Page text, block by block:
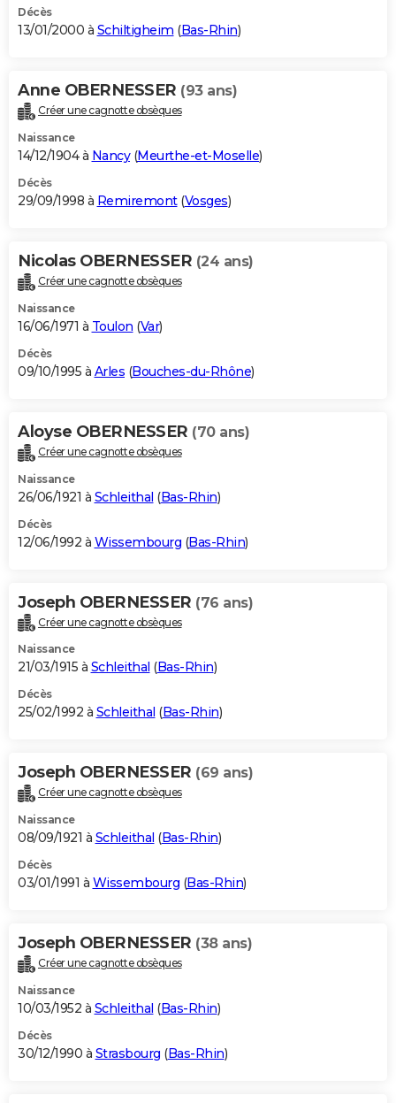
Décès
13/01/2000 à Schiltigheim (Bas-Rhin)
Anne OBERNESSER (93 ans)
Créer une cagnotte obsèques
Naissance
14/12/1904 à Nancy(Meurthe-et-Moselle)
Décès
29/09/1998 à Remiremont(Vosges)
Nicolas OBERNESSER (24 ans)
Créer une cagnotte obsèques
Naissance
16/06/1971 à Toulon (Var)
Décès
09/10/1995 à Arles (Bouches-du-Rhône)
Aloyse OBERNESSER (70 ans)
Créer une cagnotte obsèques
Naissance
26/06/1921 à Schleithal (Bas-Rhin)
Décès
12/06/1992 à Wissembourg (Bas-Rhin)
Joseph OBERNESSER (76 ans)
Créer une cagnotte obsèques
Naissance
21/03/1915 à Schleithal (Bas-Rhin)
Décès
25/02/1992 à Schleithal (Bas-Rhin)
Joseph OBERNESSER (69 ans)
Créer une cagnotte obsèques
Naissance
08/09/1921 à Schleithal (Bas-Rhin)
Décès
03/01/1991 à Wissembourg (Bas-Rhin)
Joseph OBERNESSER (38 ans)
Créer une cagnotte obsèques
Naissance
10/03/1952 à Schleithal (Bas-Rhin)
Décès
30/12/1990 à Strasbourg (Bas-Rhin)